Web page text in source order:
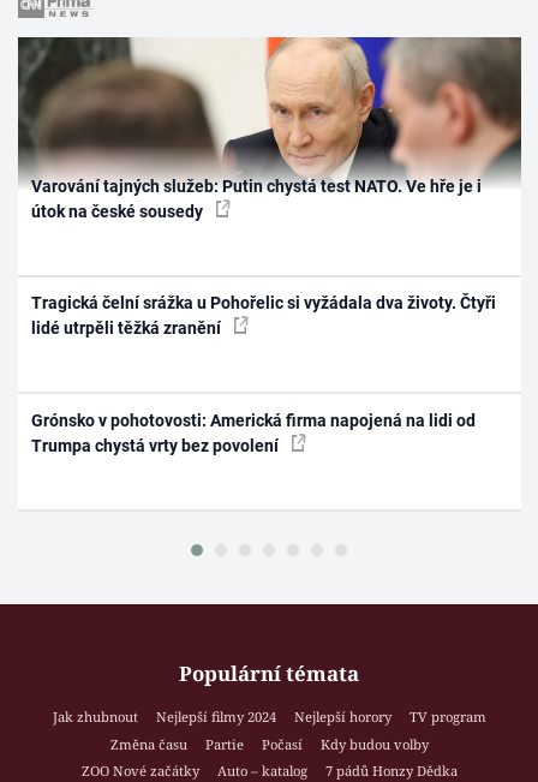
Varování tajných služeb: Putin chystá test NATO. Ve hře je i
útok na české sousedy
Tragická čelní srážka u Pohořelic si vyžádala dva životy. Čtyři
lidé utrpěli těžká zranění
Grónsko v pohotovosti: Americká firma napojená na lidi od
Trumpa chystá vrty bez povolení
Populární témata
Jak zhubnout Nejlepší filmy 2024 Nejlepší horory
TV program
Změna času
Partie Počasí
Kdy budou volby
ZOO Nové začátky
Auto – katalog
7 pádů Honzy Dědka